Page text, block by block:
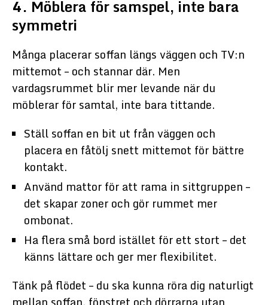
4. Möblera för samspel, inte bara
symmetri
Många placerar soffan längs väggen och TV:n
mittemot – och stannar där. Men
vardagsrummet blir mer levande när du
möblerar för samtal, inte bara tittande.
Ställ soffan en bit ut från väggen och
placera en fåtölj snett mittemot för bättre
kontakt.
Använd mattor för att rama in sittgruppen –
det skapar zoner och gör rummet mer
ombonat.
Ha flera små bord istället för ett stort – det
känns lättare och ger mer flexibilitet.
Tänk på flödet – du ska kunna röra dig naturligt